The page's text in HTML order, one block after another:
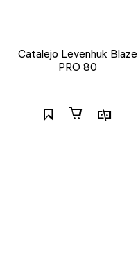
Catalejo Levenhuk Blaze
PRO 80